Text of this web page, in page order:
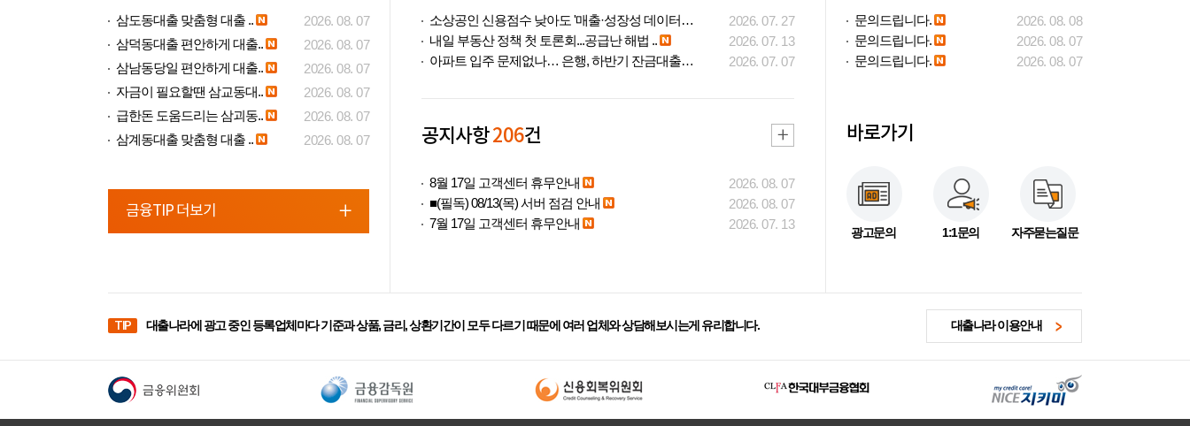
삼도동대출 맞춤형 대출 ..
2026. 08. 07
삼덕동대출 편안하게 대출..
2026. 08. 07
삼남동당일 편안하게 대출..
2026. 08. 07
자금이 필요할땐 삼교동대..
2026. 08. 07
급한돈 도움드리는 삼괴동..
2026. 08. 07
삼계동대출 맞춤형 대출 ..
2026. 08. 07
금융TIP 더보기
소상공인 신용점수 낮아도 '매출·성장성 데이터..
2026. 07. 27
내일 부동산 정책 첫 토론회...공급난 해법 ..
2026. 07. 13
아파트 입주 문제없나… 은행, 하반기 잔금대출..
2026. 07. 07
공지사항206건
8월 17일 고객센터 휴무안내
2026. 08. 07
■(필독) 08/13(목) 서버 점검 안내
2026. 08. 07
7월 17일 고객센터 휴무안내
2026. 07. 13
문의드립니다.
2026. 08. 08
문의드립니다.
2026. 08. 07
문의드립니다.
2026. 08. 07
바로가기
광고문의 1:1문의 자주묻는질문
TIP 대출나라에 광고 중인 등록업체마다 기준과 상품, 금리, 상환기간이 모두 다르기 때문에 여러 업체와 상담해보시는게 유리합니다. 대출나라 이용안내